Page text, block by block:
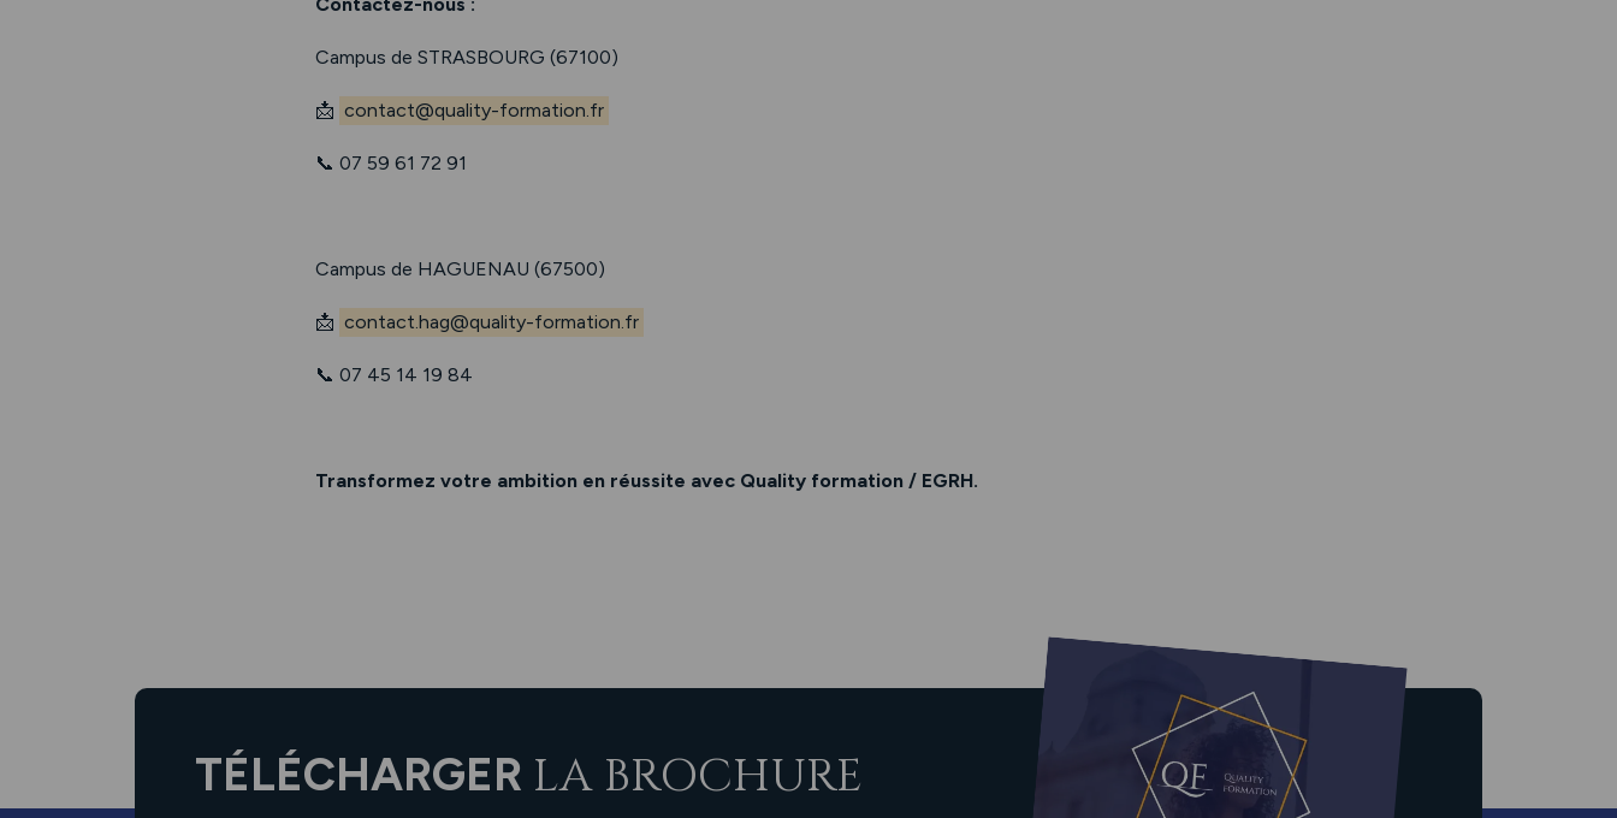
Campus de STRASBOURG (67100)
📩 contact@quality-formation.fr
📞 07 59 61 72 91
Campus de HAGUENAU (67500)
📩 contact.hag@quality-formation.fr
📞 07 45 14 19 84
Transformez votre ambition en réussite avec Quality formation / EGRH.
TÉLÉCHARGER LA BROCHURE